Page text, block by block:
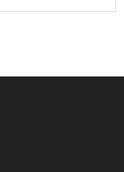
4,666.67€.
est :